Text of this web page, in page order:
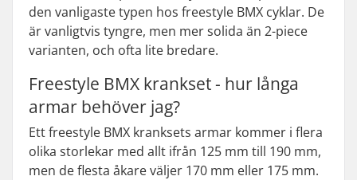
den vanligaste typen hos freestyle BMX cyklar. De
är vanligtvis tyngre, men mer solida än 2-piece
varianten, och ofta lite bredare.
Freestyle BMX krankset - hur långa
armar behöver jag?
Ett freestyle BMX kranksets armar kommer i flera
olika storlekar med allt ifrån 125 mm till 190 mm,
men de flesta åkare väljer 170 mm eller 175 mm.